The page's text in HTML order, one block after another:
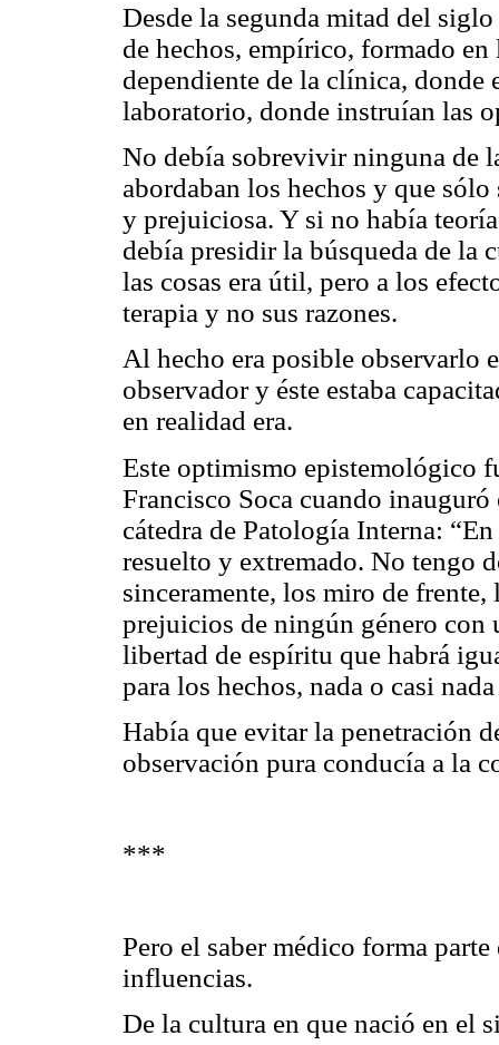
Desde la segunda mitad del
de hechos, empírico, formado
dependiente de la clínica, donde
laboratorio, donde instruían las
No debía sobrevivir ninguna de
abordaban los hechos y que
y prejuiciosa. Y si no había
debía presidir la búsqueda de la
las cosas era útil, pero a los
terapia y no sus razones.
Al hecho era posible observarlo
observador y éste estaba
en realidad era.
Este optimismo epistemológico
Francisco Soca cuando
cátedra de Patología Interna:
resuelto y extremado. No tengo
sinceramente, los miro de
prejuicios de ningún género con
libertad de espíritu que habrá
para los hechos, nada o casi
Había que evitar la penetración
observación pura conducía a la
***
Pero el saber médico forma
influencias.
De la cultura en que nació en